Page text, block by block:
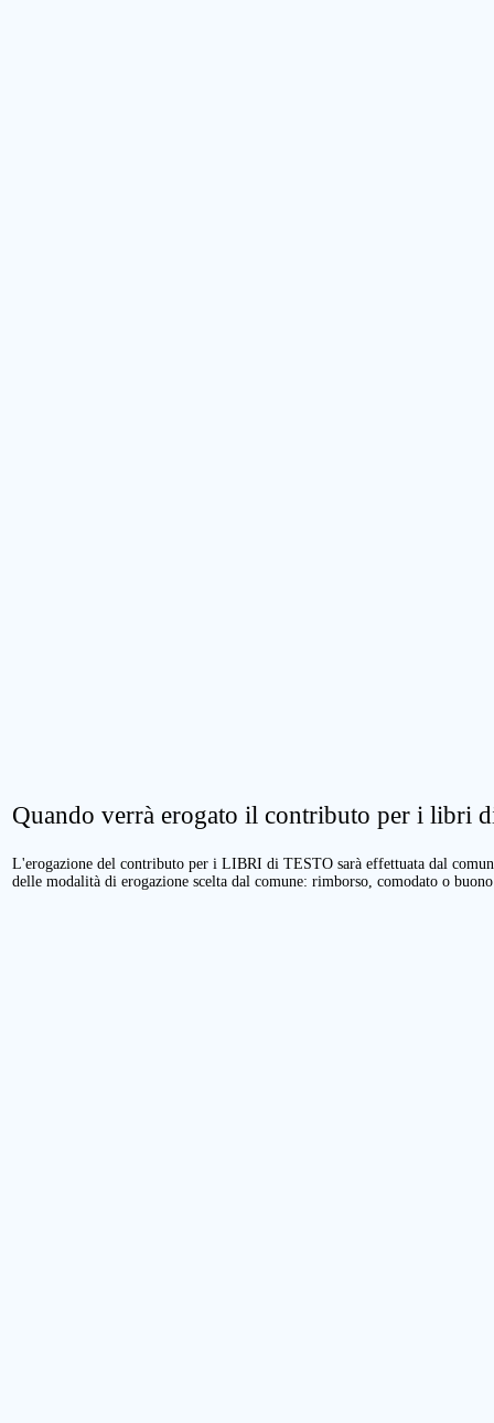
Quando verrà erogato il contributo per i libri
L'erogazione del contributo per i LIBRI di TESTO sarà effettuata dal
delle modalità di erogazione scelta dal comune: rimborso, comodato o